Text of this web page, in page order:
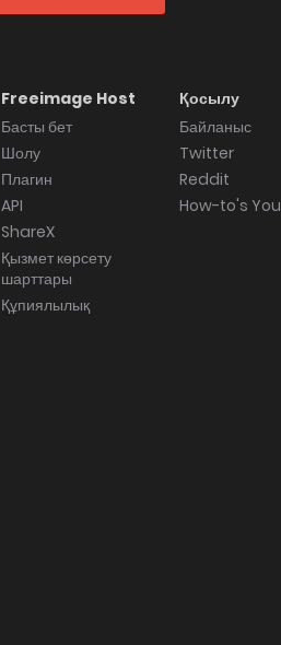
Freeimage Host
Басты бет
Шолу
Плагин
API
ShareX
Қызмет көрсету
шарттары
Құпиялылық
Қосылу
Байланыс
Twitter
Reddit
How-to's